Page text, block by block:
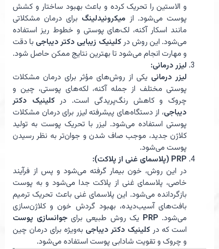
و الاستین را تحریک کرده و باعث بهبود ساختار و کشش
پوست می‌شود. از میکرونیدلینگ برای درمان مشکلاتی
مانند اسکار آکنه، لک‌های پوستی و خطوط ریز استفاده
می‌شود. این روش درکلینیک زیبایی دکتر دیباجی با دقت
و مهارت انجام می‌شود تا بهترین نتایج ممکن حاصل شود.
لیزر درمانی:
لیزر درمانی یکی از روش‌های مؤثر برای درمان مشکلات
پوستی مختلف از جمله آکنه، لکه‌های پوستی، چین و
چروک و کاهش رنگ‌پریدگی است. درکلینیک دکتر
دیباجی، از دستگاه‌های پیشرفته لیزر برای درمان مشکلات
پوستی استفاده می‌شود. لیزر با تحریک پوست به تولید
کلاژن جدید، موجب صاف شدن و جوان‌تر به نظر رسیدن
پوست می‌شود.
PRP (پلاسمای غنی از پلاکت):
در این روش، خون بیمار گرفته می‌شود و پس از فرآیند
خاصی، پلاسمای غنی از پلاکت جدا می‌شود و به پوست
بازگردانده می‌شود. این پلاسمای غنی باعث تحریک ترمیم
بافت‌های آسیب‌دیده، بهبود گردش خون و کلاژن‌سازی
می‌شود. PRP یک روش طبیعی برای جوانسازی پوست
است که در کلینیک دکتر دیباجی به‌ویژه برای درمان چین
و چروک و تقویت شادابی پوست استفاده می‌شود.